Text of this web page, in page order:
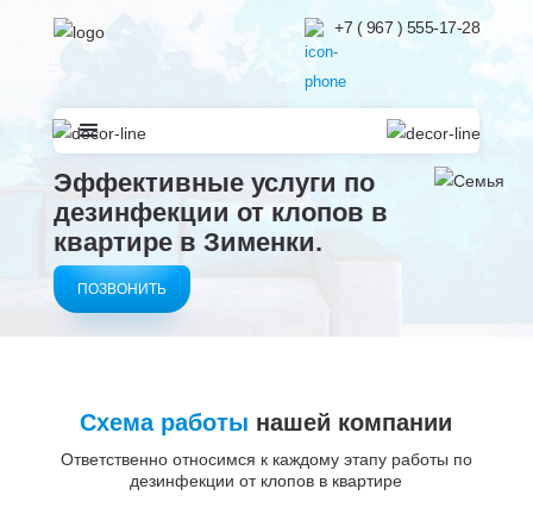
+7 ( 967 ) 555-17-28
Эффективные услуги по
дезинфекции от клопов в
квартире в Зименки.
ПОЗВОНИТЬ
Схема работы нашей компании
Ответственно относимся к каждому этапу работы по
дезинфекции от клопов в квартире